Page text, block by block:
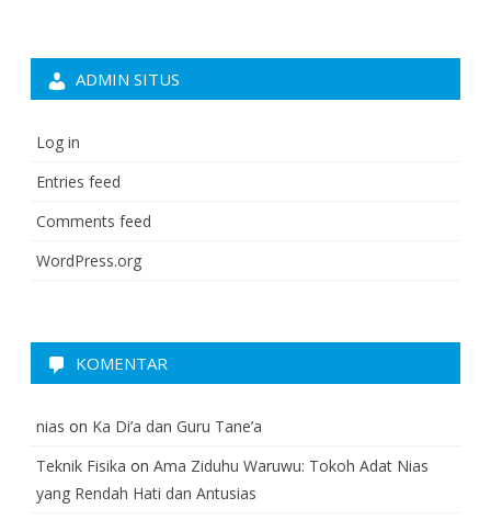
ADMIN SITUS
Log in
Entries feed
Comments feed
WordPress.org
KOMENTAR
nias on Ka Di’a dan Guru Tane’a
Teknik Fisika on Ama Ziduhu Waruwu: Tokoh Adat Nias
yang Rendah Hati dan Antusias